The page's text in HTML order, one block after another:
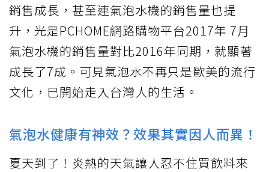
銷售成長，甚至連氣泡水機的銷售量也提
升，光是PCHOME網路購物平台2017年 7月
氣泡水機的銷售量對比2016年同期，就顯著
成長了7成。可見氣泡水不再只是歐美的流行
文化，已開始走入台灣人的生活。
氣泡水健康有神效？效果其實因人而異！
夏天到了！炎熱的天氣讓人忍不住買飲料來